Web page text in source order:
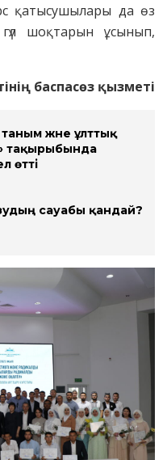
қатысушылары да өз
шоқтарын ұсынып,
баспасөз қызметі
таным және ұлттық
тақырыбында
өтті
сауабы қандай?